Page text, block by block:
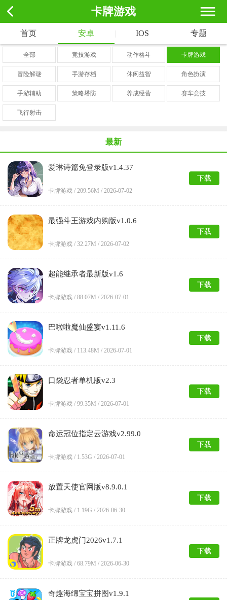
卡牌游戏
首页 安卓 IOS 专题
全部 竞技游戏 动作格斗 卡牌游戏
冒险解谜 手游存档 休闲益智 角色扮演
手游辅助 策略塔防 养成经营 赛车竞技
飞行射击
最新
爱琳诗篇免登录版v1.4.37
卡牌游戏 / 209.56M / 2026-07-02
下载
最强斗王游戏内购版v1.0.6
卡牌游戏 / 32.27M / 2026-07-02
下载
超能继承者最新版v1.6
卡牌游戏 / 88.07M / 2026-07-01
下载
巴啦啦魔仙盛宴v1.11.6
卡牌游戏 / 113.48M / 2026-07-01
下载
口袋忍者单机版v2.3
卡牌游戏 / 99.35M / 2026-07-01
下载
命运冠位指定云游戏v2.99.0
卡牌游戏 / 1.53G / 2026-07-01
下载
放置天使官网版v8.9.0.1
卡牌游戏 / 1.19G / 2026-06-30
下载
正牌龙虎门2026v1.7.1
卡牌游戏 / 68.79M / 2026-06-30
下载
奇趣海绵宝宝拼图v1.9.1